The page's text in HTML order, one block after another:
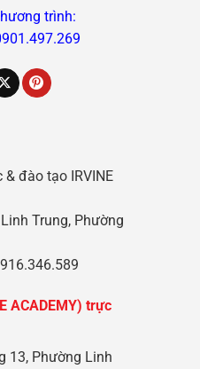
trình:
đào tạo IRVINE
Trung, Phường
ACADEMY) trực
13, Phường Linh